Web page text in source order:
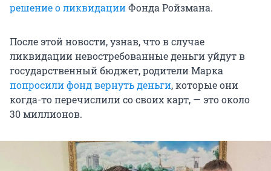
решение о ликвидацииФонда Ройзмана.
После этой новости, узнав, что в случае
ликвидации невостребованные деньги уйдут в
государственный бюджет, родители Марка
попросили фонд вернуть деньги, которые они
когда-то перечислили со своих карт, — это около
30 миллионов.